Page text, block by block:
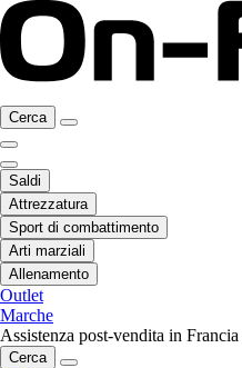
Cerca
Saldi
Attrezzatura
Sport di combattimento
Arti marziali
Allenamento
Outlet
Marche
Assistenza post-vendita in Francia
Cerca